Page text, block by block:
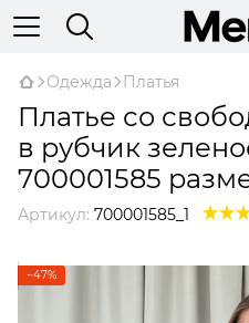
Одежда Платья
Платье со
в рубчик
700001585
Артикул: 700001585_1
−47%